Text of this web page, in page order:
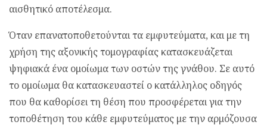
αισθητικό αποτέλεσμα.
Όταν επανατοποθετούνται τα εμφυτεύματα, και με τη
χρήση της αξονικής τομογραφίας κατασκευάζεται
ψηφιακά ένα ομοίωμα των οστών της γνάθου. Σε αυτό
το ομοίωμα θα κατασκευαστεί ο κατάλληλος οδηγός
που θα καθορίσει τη θέση που προσφέρεται για την
τοποθέτηση του κάθε εμφυτεύματος με την αρμόζουσα